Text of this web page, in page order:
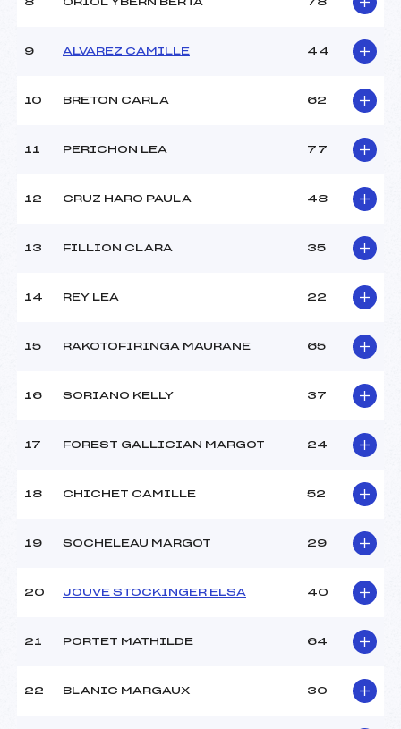
Ouvreurs D :
Météo :
COUVERT
DOUCE
Nombre de portes :
26
Traceur :
BASTOUL JEAN JACQUES
(PE)
Ouvreurs B :
MIRAGLIA LUCIE (PE)
Ouvreurs D :
Température arrivée :
0°
8 ORIOL YBERN BERTA 78
9 ALVAREZ CAMILLE 44
10 BRETON CARLA 62
11 PERICHON LEA 77
12 CRUZ HARO PAULA 48
13 FILLION CLARA 35
14 REY LEA 22
15 RAKOTOFIRINGA MAURANE 65
16 SORIANO KELLY 37
17 FOREST GALLICIAN MARGOT 24
18 CHICHET CAMILLE 52
19 SOCHELEAU MARGOT 29
20 JOUVE STOCKINGER ELSA 40
21 PORTET MATHILDE 64
22 BLANIC MARGAUX 30